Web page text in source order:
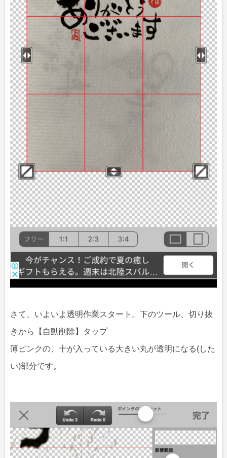
さて、いよいよ透明作業スタート。下のツール、切り抜
きから【自動削除】タップ
薄ピンクの、十が入っている大きい丸が透明になる(した
い)部分です。